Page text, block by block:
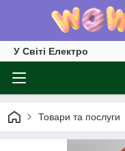
У Світі Електро
Товари та послуги